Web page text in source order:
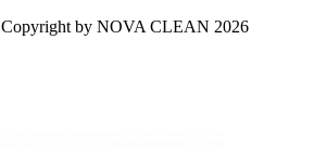
Copyright by NOVA CLEAN 2026